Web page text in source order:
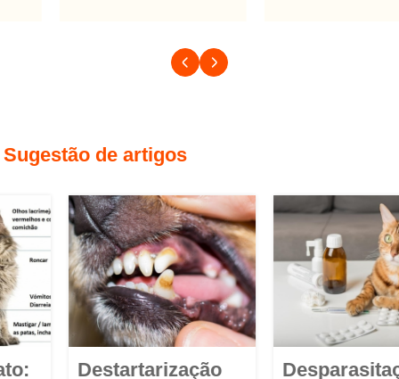
Sugestão de artigos
Destartarização
Desparasitação